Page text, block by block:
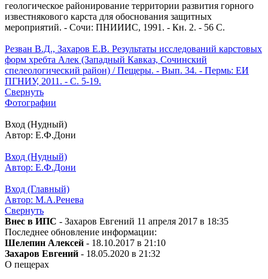
геологическое районирование территории развития горного
известнякового карста для обоснования защитных
мероприятий. - Сочи: ПНИИИС, 1991. - Кн. 2. - 56 С.
Резван В.Д., Захаров Е.В. Результаты исследований карстовых
форм хребта Алек (Западный Кавказ, Сочинский
спелеологический район) / Пещеры. - Вып. 34. - Пермь: ЕИ
ПГНИУ, 2011. - С. 5-19.
Свернуть
Фотографии
Вход (Нудный)
Автор: Е.Ф.Дони
Вход (Нудный)
Автор: Е.Ф.Дони
Вход (Главный)
Автор: М.А.Ренева
Свернуть
Внес в ИПС - Захаров Евгений 11 апреля 2017 в 18:35
Последнее обновление информации:
Шелепин Алексей - 18.10.2017 в 21:10
Захаров Евгений - 18.05.2020 в 21:32
О пещерах